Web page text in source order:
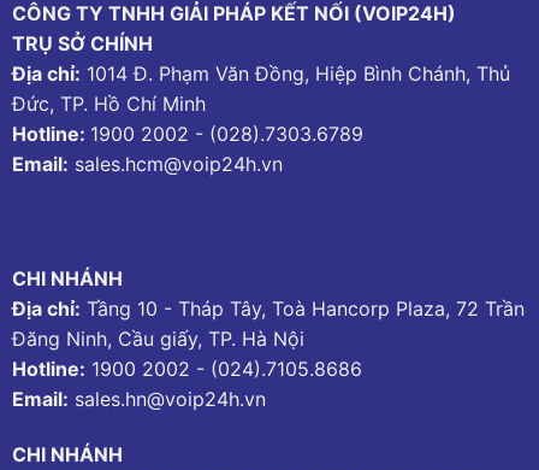
CÔNG TY TNHH GIẢI PHÁP KẾT NỐI (VOIP24H)
TRỤ SỞ CHÍNH
Địa chỉ: 1014 Đ. Phạm Văn Đồng, Hiệp Bình Chánh, Thủ
Đức, TP. Hồ Chí Minh
Hotline: 1900 2002 - (028).7303.6789
Email: sales.hcm@voip24h.vn
CHI NHÁNH
Địa chỉ: Tầng 10 - Tháp Tây, Toà Hancorp Plaza, 72 Trần
Đăng Ninh, Cầu giấy, TP. Hà Nội
Hotline: 1900 2002 - (024).7105.8686
Email: sales.hn@voip24h.vn
CHI NHÁNH